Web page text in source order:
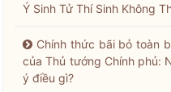
Ý Sinh Tử Thí Sinh Không
Chính thức bãi bỏ toàn
của Thủ tướng Chính phủ:
ý điều gì?